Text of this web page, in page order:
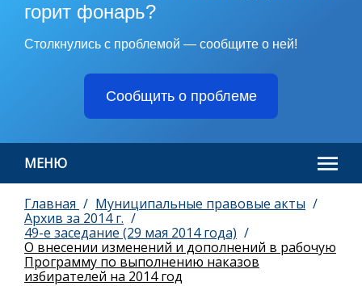
горит фонарь?
Столкнулись с проблемой — сообщите о ней!
Сообщить о проблеме
МЕНЮ
Главная
Муниципальные правовые акты
Архив за 2014 г.
49-е заседание (29 мая 2014 года)
О внесении изменений и дополнений в рабочую
Программу по выполнению наказов
избирателей на 2014 год